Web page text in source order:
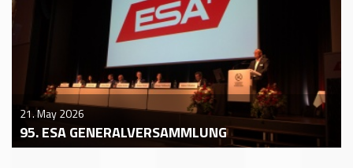
21. May 2026
95. ESA GENERALVERSAMMLUNG